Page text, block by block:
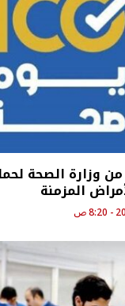
من وزارة الصحة
المزمنة